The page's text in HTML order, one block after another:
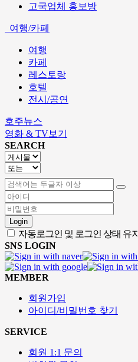
고국업체 홍보방
여행/카페
여행
카페
레스토랑
호텔
전시/공연
호주뉴스
영화 & TV보기
SEARCH
Login
자동로그인 및 로그인 상태 유지
SNS LOGIN
MEMBER
회원가입
아이디/비밀번호 찾기
SERVICE
회원 1:1 문의